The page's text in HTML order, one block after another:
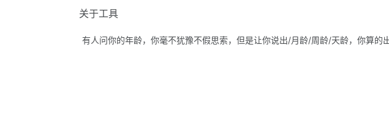
关于工具
有人问你的年龄，你毫不犹豫不假思索，但是让你说出/月龄/周龄/天龄，你算的